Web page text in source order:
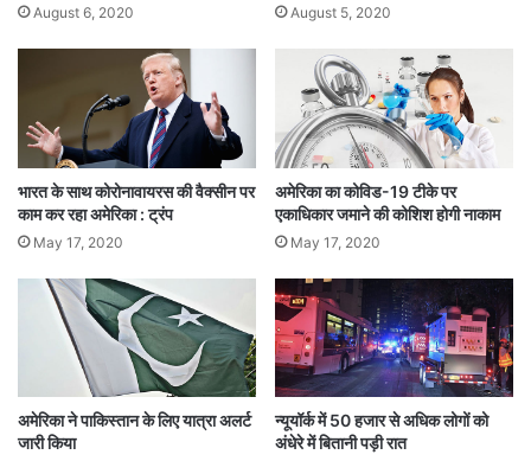
August 6, 2020 August 5, 2020
भारत के साथ कोरोनावायरस की वैक्सीन पर
काम कर रहा अमेरिका : ट्रंप
May 17, 2020
अमेरिका का कोविड-19 टीके पर
एकाधिकार जमाने की कोशिश होगी नाकाम
May 17, 2020
अमेरिका ने पाकिस्तान के लिए यात्रा अलर्ट
जारी किया
न्यूयॉर्क में 50 हजार से अधिक लोगों को
अंधेरे में बितानी पड़ी रात